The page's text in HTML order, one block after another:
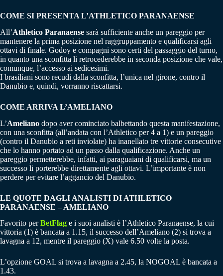
COME SI PRESENTA L’ATHLETICO PARANAENSE
All’Athletico Paranaense sarà sufficiente anche un pareggio per
mantenere la prima posizione nel raggruppamento e qualificarsi agli
ottavi di finale. Godoy e compagni sono certi del passaggio del turno,
in quanto una sconfitta li retrocederebbe in seconda posizione che vale,
comunque, l’accesso ai sedicesimi.
I brasiliani sono recudi dalla sconfitta, l’unica nel girone, contro il
Danubio e, quindi, vorranno riscattarsi.
COME ARRIVA L’AMELIANO
L’Ameliano dopo aver cominciato balbettando questa manifestazione,
con una sconfitta (all’andata con l’Athletico per 4 a 1) e un pareggio
(contro il Danubio a reti inviolate) ha inanellato tre vittorie consecutive
che lo hanno portato ad un passo dalla qualificazione. Anche un
pareggio permetterebbe, infatti, ai paraguaiani di qualificarsi, ma un
successo li porterebbe direttamente agli ottavi. L’importante è non
perdere per evitare l’aggancio del Danubio.
LE QUOTE DAGLI ANALISTI DI ATHLETICO
PARANAENSE – AMELIANO
Favorito perBetFlag e i suoi analisti è l’Athletico Paranaense, la cui
vittoria (1) è bancata a 1.15, il successo dell’Ameliano (2) si trova a
lavagna a 12, mentre il pareggio (X) vale 6.50 volte la posta.
L’opzione GOAL si trova a lavagna a 2.45, la NOGOAL è bancata a
1.43.